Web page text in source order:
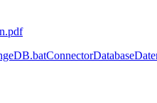
ConnectorDatabase